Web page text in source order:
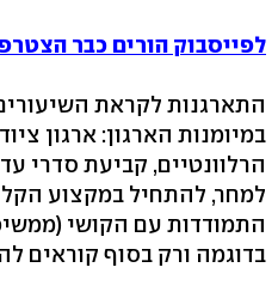
לפייסבוק הורים כבר
התארגנות לקראת
במיומנות הארגון: ארגון
הרלוונטיים, קביעת סדרי
למחר, להתחיל במקצוע
התמודדות עם הקושי
בדוגמה ורק בסוף קוראים